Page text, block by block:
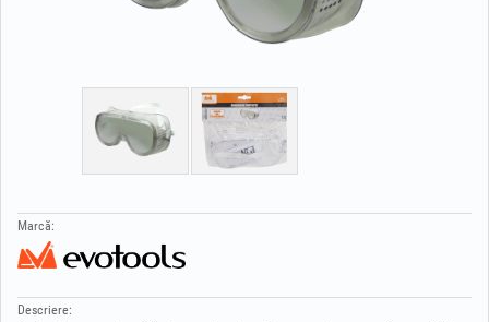
Marcă:
Descriere: